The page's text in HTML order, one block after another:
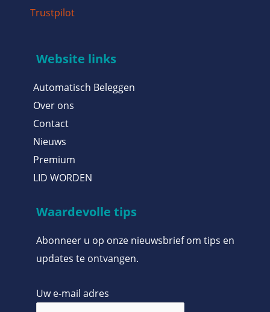
Trustpilot
Website links
Automatisch Beleggen
Over ons
Contact
Nieuws
Premium
LID WORDEN
Waardevolle tips
Abonneer u op onze nieuwsbrief om tips en
updates te ontvangen.
Uw e-mail adres